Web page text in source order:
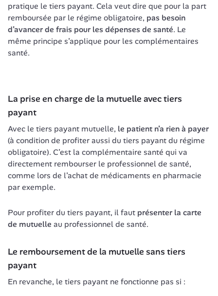
pratique le tiers payant. Cela veut dire que pour la part
remboursée par le régime obligatoire, pas besoin
d’avancer de frais pour les dépenses de santé. Le
même principe s’applique pour les complémentaires
santé.
La prise en charge de la mutuelle avec tiers
payant
Avec le tiers payant mutuelle, le patient n’a rien à payer
(à condition de profiter aussi du tiers payant du régime
obligatoire). C’est la complémentaire santé qui va
directement rembourser le professionnel de santé,
comme lors de l’achat de médicaments en pharmacie
par exemple.
Pour profiter du tiers payant, il faut présenter la carte
de mutuelle au professionnel de santé.
Le remboursement de la mutuelle sans tiers
payant
En revanche, le tiers payant ne fonctionne pas si :